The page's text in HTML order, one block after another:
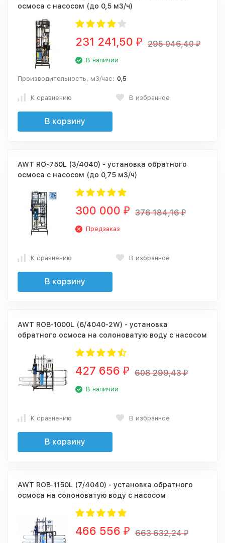
осмоса с насосом (до 0,5 м3/ч)
231 241,50 ₽ 295 046,40 ₽
В наличии
Производительность, м3/час: 0,5
К сравнению В избранное
В корзину
AWT RO-750L (3/4040) - установка обратного
осмоса с насосом (до 0,75 м3/ч)
300 000 ₽ 376 184,16 ₽
Предзаказ
К сравнению В избранное
В корзину
AWT ROB-1000L (6/4040-2W) - установка
обратного осмоса на солоноватую воду с насосом
427 656 ₽ 608 299,43 ₽
В наличии
К сравнению В избранное
В корзину
AWT ROB-1150L (7/4040) - установка обратного
осмоса на солоноватую воду с насосом
466 556 ₽ 663 632,24 ₽